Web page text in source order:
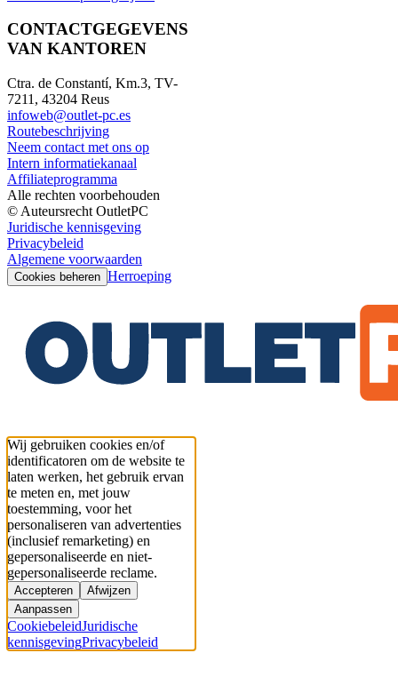
CONTACTGEGEVENS
VAN KANTOREN
Ctra. de Constantí, Km.3, TV-
7211, 43204 Reus
infoweb@outlet-pc.es
Routebeschrijving
Neem contact met ons op
Intern informatiekanaal
Affiliateprogramma
Alle rechten voorbehouden
© Auteursrecht OutletPC
Juridische kennisgeving
Privacybeleid
Algemene voorwaarden
Cookies beheren Herroeping
Wij gebruiken cookies en/of
identificatoren om de website te
laten werken, het gebruik ervan
te meten en, met jouw
toestemming, voor het
personaliseren van advertenties
(inclusief remarketing) en
gepersonaliseerde en niet-
gepersonaliseerde reclame.
Accepteren
Afwijzen
Aanpassen
CookiebeleidJuridische
kennisgevingPrivacybeleid